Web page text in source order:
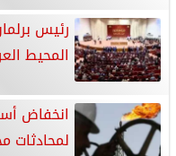
رئيس
المحيط
انخفاض
لمحادثات